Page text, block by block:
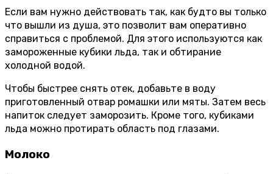
Если вам нужно действовать так, как будто вы только
что вышли из душа, это позволит вам оперативно
справиться с проблемой. Для этого используются как
замороженные кубики льда, так и обтирание
холодной водой.
Чтобы быстрее снять отек, добавьте в воду
приготовленный отвар ромашки или мяты. Затем весь
напиток следует заморозить. Кроме того, кубиками
льда можно протирать область под глазами.
Молоко